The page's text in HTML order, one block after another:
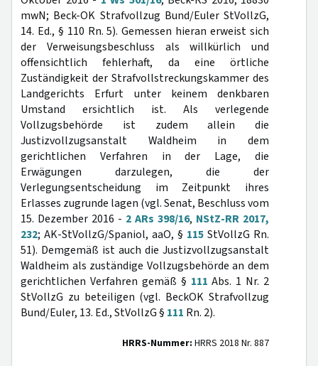
mwN; Beck-OK Strafvollzug Bund/Euler StVollzG,
14. Ed., § 110 Rn. 5). Gemessen hieran erweist sich
der Verweisungsbeschluss als willkürlich und
offensichtlich fehlerhaft, da eine örtliche
Zuständigkeit der Strafvollstreckungskammer des
Landgerichts Erfurt unter keinem denkbaren
Umstand ersichtlich ist. Als verlegende
Vollzugsbehörde ist zudem allein die
Justizvollzugsanstalt Waldheim in dem
gerichtlichen Verfahren in der Lage, die
Erwägungen darzulegen, die der
Verlegungsentscheidung im Zeitpunkt ihres
Erlasses zugrunde lagen (vgl. Senat, Beschluss vom
15. Dezember 2016 - 2 ARs 398/16, NStZ-RR 2017,
232; AK-StVollzG/Spaniol, aaO, § 115 StVollzG Rn.
51). Demgemäß ist auch die Justizvollzugsanstalt
Waldheim als zuständige Vollzugsbehörde an dem
gerichtlichen Verfahren gemäß § 111 Abs. 1 Nr. 2
StVollzG zu beteiligen (vgl. BeckOK Strafvollzug
Bund/Euler, 13. Ed., StVollzG § 111 Rn. 2).
HRRS-Nummer: HRRS 2018 Nr. 887